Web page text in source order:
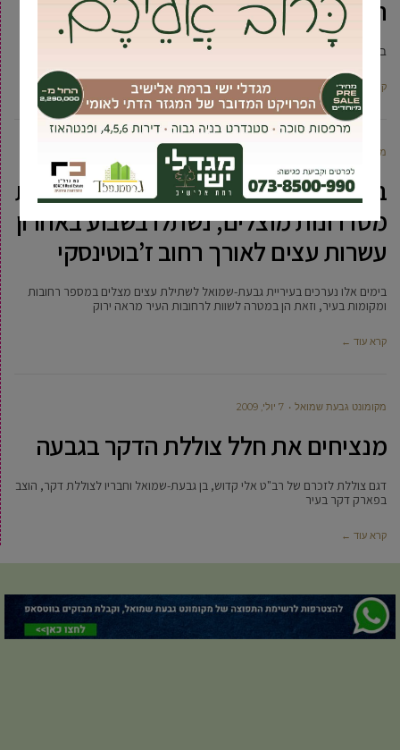
הנחות, מבצעים ומתנות
במסגרת חגיגות שנה לקניון
קרא עוד ←
מקומונט גבעת שמואל
במסגרת המגמה לשיפור פני העיר ויצירת
מסדרונות מוצלים, נשתלו בשבוע באחרון
עשרות עצים לאורך רחוב ז’בוטינסקי
בימים אלו נערכים בעיריית גבעת-שמואל לשתילת עצים מצלים במספר רחובות
ומקומות בעיר, וזאת הן במטרה לשוות לרחובות העיר מראה ירוק
קרא עוד ←
מקומונט גבעת שמואל 7 יולי, 2009
מנציחים את חלל צוללת הדקר בגבעה
דגם צוללת לזכרם של רב"ט אלי קדוש, בן גבעת-שמואל וחבריו לצוללת דקר, הוצב
בפארק דקר בעיר
קרא עוד ←